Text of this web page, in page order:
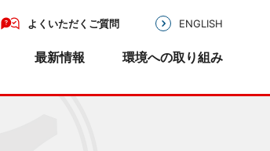
よくいただくご質問 ENGLISH
アクセスMIKAZE
最新情報 環境への取り組み